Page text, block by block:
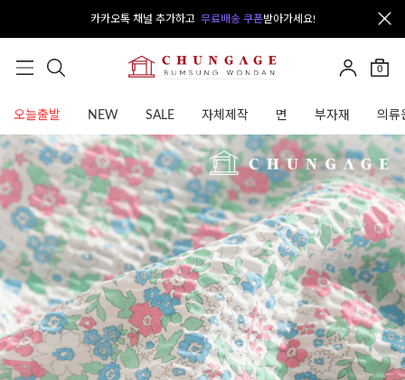
카카오톡 채널 추가하고 무료배송 쿠폰받아가세요!
0
오늘출발 NEW SALE 자체제작 면 부자재 의류